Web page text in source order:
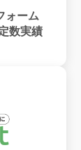
ォーム
数実績